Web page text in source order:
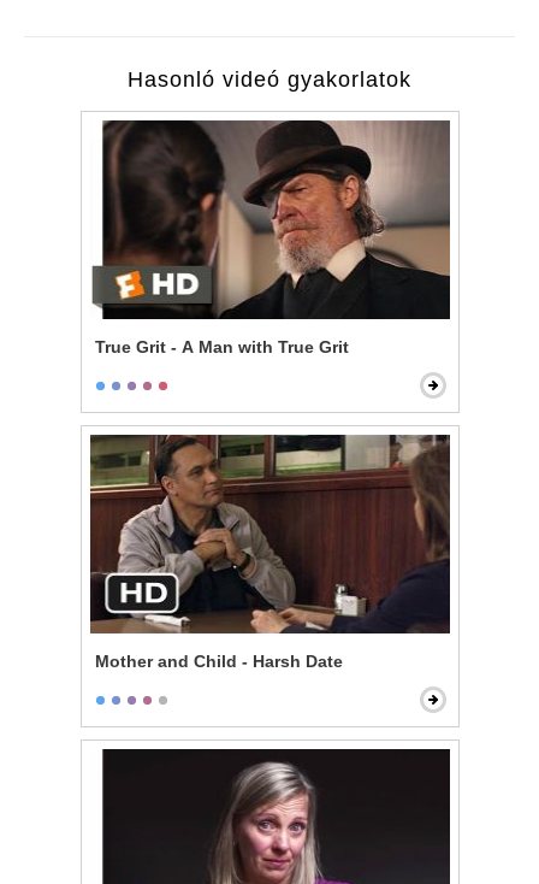
Hasonló videó gyakorlatok
True Grit - A Man with True Grit
Mother and Child - Harsh Date